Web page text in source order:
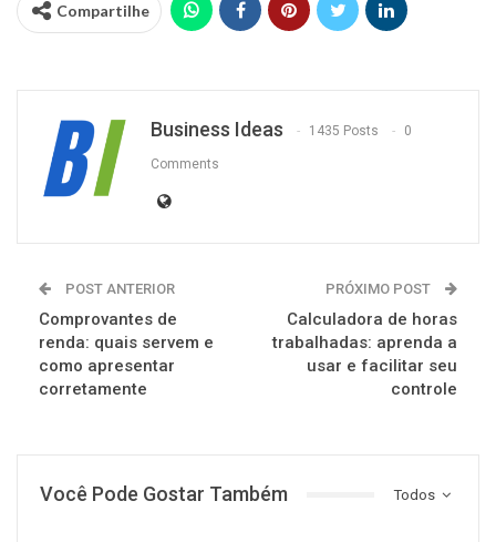
Compartilhe
Business Ideas 1435 Posts 0
Comments
POST ANTERIOR
Comprovantes de
renda: quais servem e
como apresentar
corretamente
PRÓXIMO POST
Calculadora de horas
trabalhadas: aprenda a
usar e facilitar seu
controle
Todos
Você Pode Gostar Também